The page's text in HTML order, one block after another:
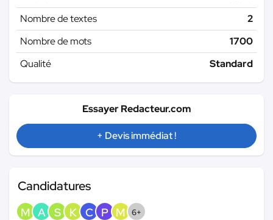
Nombre de textes
2
Nombre de mots
1700
Qualité
Standard
Essayer Redacteur.com
+ Devis immédiat !
Candidatures
M A S K C P M 6+